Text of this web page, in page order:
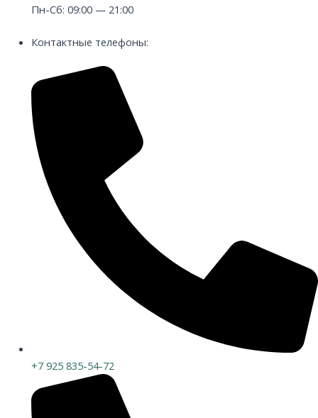
Пн-Сб: 09:00 — 21:00
Контактные телефоны:
+7 925 835-54-72